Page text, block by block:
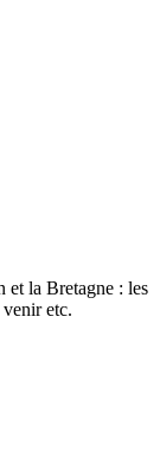
la Bretagne : les
etc.